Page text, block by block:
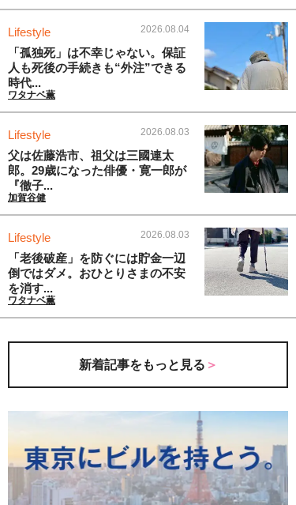
Lifestyle 2026.08.04
「孤独死」は不幸じゃない。保証
人も死後の手続きも“外注”できる
時代...
ワタナベ薫
Lifestyle 2026.08.03
父は佐藤浩市、祖父は三國連太
郎。29歳になった俳優・寛一郎が
『徹子...
加賀谷健
Lifestyle 2026.08.03
「老後破産」を防ぐには貯金一辺
倒ではダメ。おひとりさまの不安
を消す...
ワタナベ薫
新着記事をもっと見る